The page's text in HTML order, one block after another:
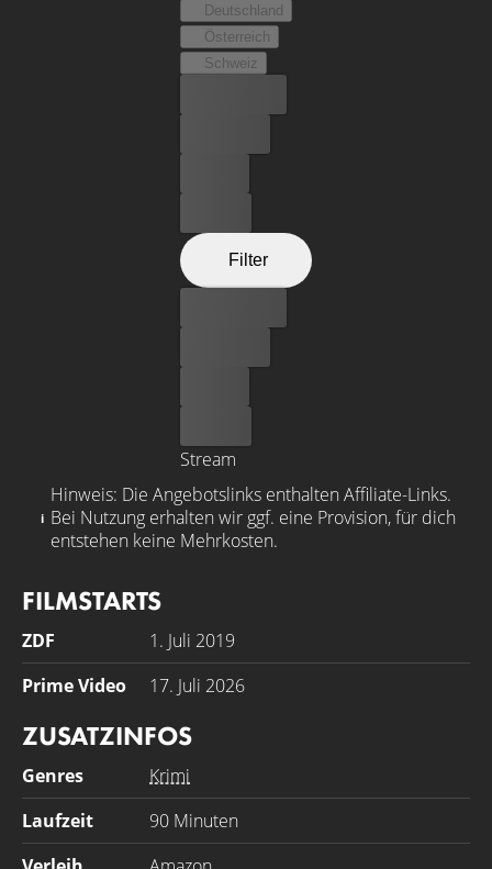
Deutschland
Österreich
Schweiz
Filter
Stream
Hinweis: Die Angebotslinks enthalten Affiliate-Links.
Bei Nutzung erhalten wir ggf. eine Provision, für dich
entstehen keine Mehrkosten.
FILMSTARTS
ZDF
1. Juli 2019
Prime Video
17. Juli 2026
ZUSATZINFOS
Genres
Krimi
Laufzeit
90 Minuten